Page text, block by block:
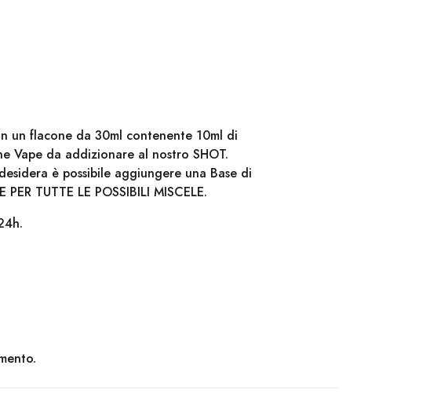
un flacone da 30ml contenente 10ml di
Vape da addizionare al nostro SHOT.
è possibile aggiungere una Base di
TUTTE LE POSSIBILI MISCELE.